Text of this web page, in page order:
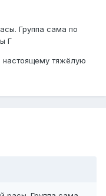
Группа сама по
Г
настоящему тяжёлую